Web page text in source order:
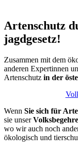
Artenschutz
jagdgesetz!
Zusammen mit dem
anderen Expertinnen
Artenschutz in der
Wenn Sie sich für
sie unser
wo wir auch noch
ökologisch und